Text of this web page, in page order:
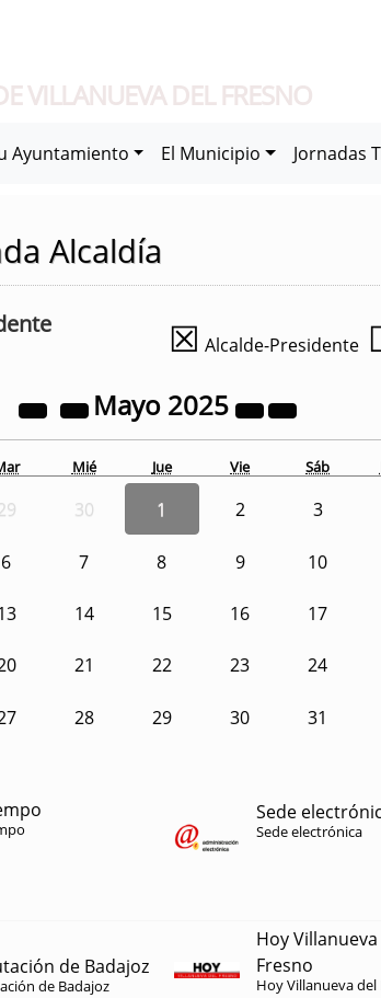
VILLANUEVA DEL FRESNO
Ayuntamiento El Municipio Jornadas
Alcaldía
☒ Alcalde-Presidente
Mayo 2025
Mié Jue Vie Sáb
30 1 2 3
6 7 8 9 10
14 15 16 17
21 22 23 24
28 29 30 31
Sede
Sede electrónica
de Badajoz
de Badajoz
Hoy
Fresno
Hoy Villanueva del